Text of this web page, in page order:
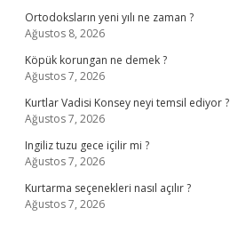
Ortodoksların yeni yılı ne zaman ?
Ağustos 8, 2026
Köpük korungan ne demek ?
Ağustos 7, 2026
Kurtlar Vadisi Konsey neyi temsil ediyor ?
Ağustos 7, 2026
Ingiliz tuzu gece içilir mi ?
Ağustos 7, 2026
Kurtarma seçenekleri nasıl açılır ?
Ağustos 7, 2026